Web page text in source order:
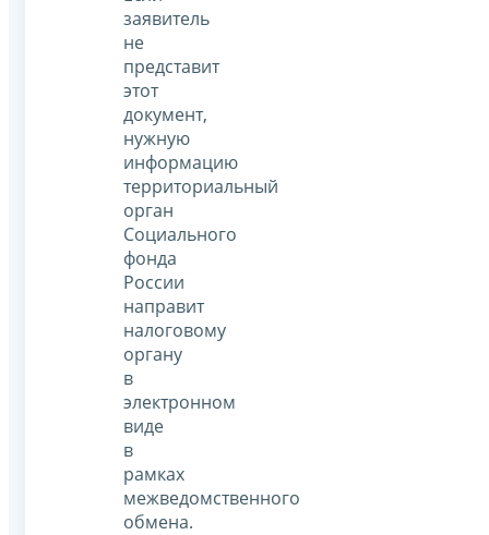
заявитель
не
представит
этот
документ,
нужную
информацию
территориальный
орган
Социального
фонда
России
направит
налоговому
органу
в
электронном
виде
в
рамках
межведомственного
обмена.